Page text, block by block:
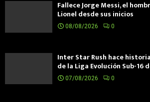
Fallece Jorge Messi, el
Lionel desde sus inicios
08/08/2026 0
Inter Star Rush hace
de la Liga Evolución Sub-16
07/08/2026 0